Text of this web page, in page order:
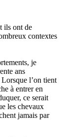
ils ont de
contextes
je
ans
l’on tient
à entrer en
ce serait
les chevaux
jamais par